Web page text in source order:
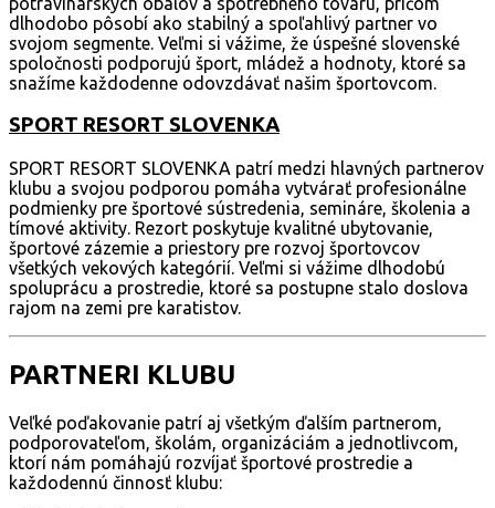
dlhodobo pôsobí ako stabilný a spoľahlivý partner vo
svojom segmente. Veľmi si vážime, že úspešné slovenské
spoločnosti podporujú šport, mládež a hodnoty, ktoré sa
snažíme každodenne odovzdávať našim športovcom.
SPORT RESORT SLOVENKA
SPORT RESORT SLOVENKA patrí medzi hlavných partnerov
klubu a svojou podporou pomáha vytvárať profesionálne
podmienky pre športové sústredenia, semináre, školenia a
tímové aktivity. Rezort poskytuje kvalitné ubytovanie,
športové zázemie a priestory pre rozvoj športovcov
všetkých vekových kategórií. Veľmi si vážime dlhodobú
spoluprácu a prostredie, ktoré sa postupne stalo doslova
rajom na zemi pre karatistov.
PARTNERI KLUBU
Veľké poďakovanie patrí aj všetkým ďalším partnerom,
podporovateľom, školám, organizáciám a jednotlivcom,
ktorí nám pomáhajú rozvíjať športové prostredie a
každodennú činnosť klubu: